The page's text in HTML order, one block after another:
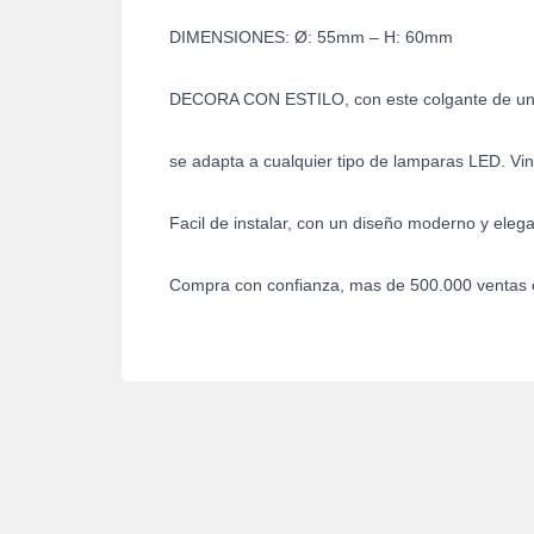
DIMENSIONES: Ø: 55mm – H: 60mm
DECORA CON ESTILO, con este colgante de
se adapta a cualquier tipo de lamparas LED.
Facil de instalar, con un diseño moderno y
Compra con confianza, mas de 500.000 ventas